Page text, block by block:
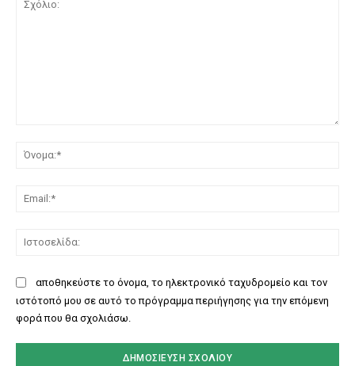
αποθηκεύστε το όνομα, το ηλεκτρονικό ταχυδρομείο και τον
ιστότοπό μου σε αυτό το πρόγραμμα περιήγησης για την επόμενη
φορά που θα σχολιάσω.